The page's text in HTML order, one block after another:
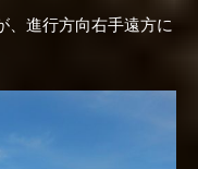
、進行方向右手遠方に